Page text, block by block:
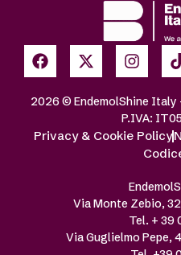
2026 © EndemolShine
P.IVA:
Privacy & Cookie Policy
Via Monte Zebio,
Tel. + 39
Via Guglielmo Pepe,